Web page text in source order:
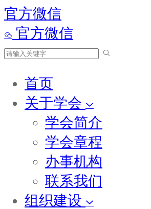
官方微信
官方微信
首页
关于学会
学会简介
学会章程
办事机构
联系我们
组织建设